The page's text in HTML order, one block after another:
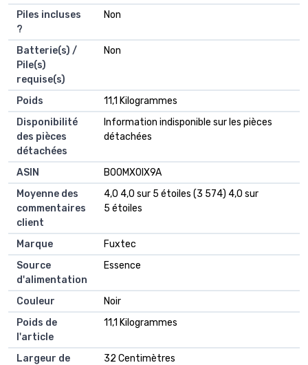
Piles incluses
?
‎Non
Batterie(s) /
Pile(s)
requise(s)
‎Non
Poids
‎11,1 Kilogrammes
Disponibilité
des pièces
détachées
‎Information indisponible sur les pièces
détachées
ASIN
B00MX0IX9A
Moyenne des
commentaires
client
4,0 4,0 sur 5 étoiles (3 574) 4,0 sur
5 étoiles
Marque
Fuxtec
Source
d'alimentation
Essence
Couleur
Noir
Poids de
l'article
11,1 Kilogrammes
Largeur de
32 Centimètres